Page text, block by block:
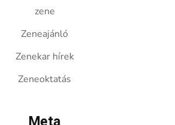
zene
Zeneajánló
Zenekar hírek
Zeneoktatás